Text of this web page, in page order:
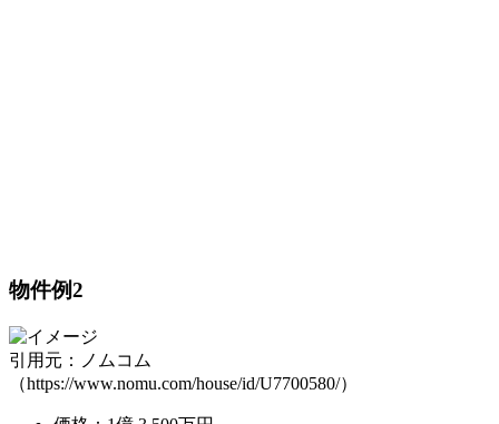
物件例2
引用元：ノムコム
（https://www.nomu.com/house/id/U7700580/）